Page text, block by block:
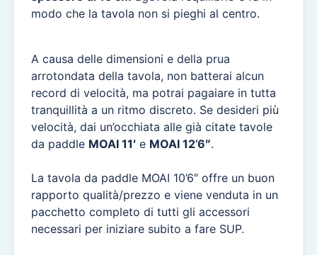
modo che la tavola non si pieghi al centro.
A causa delle dimensioni e della prua
arrotondata della tavola, non batterai alcun
record di velocità, ma potrai pagaiare in tutta
tranquillità a un ritmo discreto. Se desideri più
velocità, dai un’occhiata alle già citate tavole
da paddle MOAI 11′ e MOAI 12’6″.
La tavola da paddle MOAI 10’6″ offre un buon
rapporto qualità/prezzo e viene venduta in un
pacchetto completo di tutti gli accessori
necessari per iniziare subito a fare SUP.